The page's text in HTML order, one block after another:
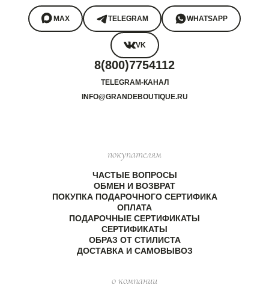
MAX TELEGRAM WHATSAPP
VK
8(800)7754112
TELEGRAM-КАНАЛ
INFO@GRANDEBOUTIQUE.RU
покупателям
ЧАСТЫЕ ВОПРОСЫ
ОБМЕН И ВОЗВРАТ
ПОКУПКА ПОДАРОЧНОГО СЕРТИФИКА
ОПЛАТА
ПОДАРОЧНЫЕ СЕРТИФИКАТЫ
СЕРТИФИКАТЫ
ОБРАЗ ОТ СТИЛИСТА
ДОСТАВКА И САМОВЫВОЗ
о компании